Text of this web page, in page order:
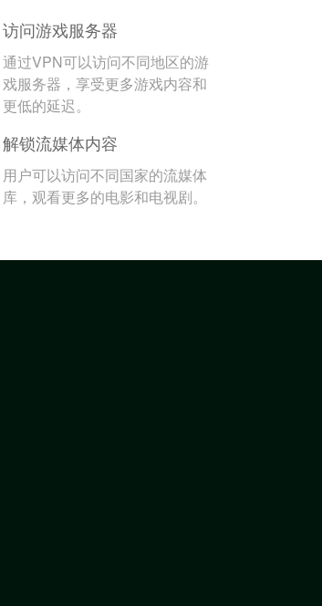
访问游戏服务器
通过VPN可以访问不同地区的游
戏服务器，享受更多游戏内容和
更低的延迟。
解锁流媒体内容
用户可以访问不同国家的流媒体
库，观看更多的电影和电视剧。